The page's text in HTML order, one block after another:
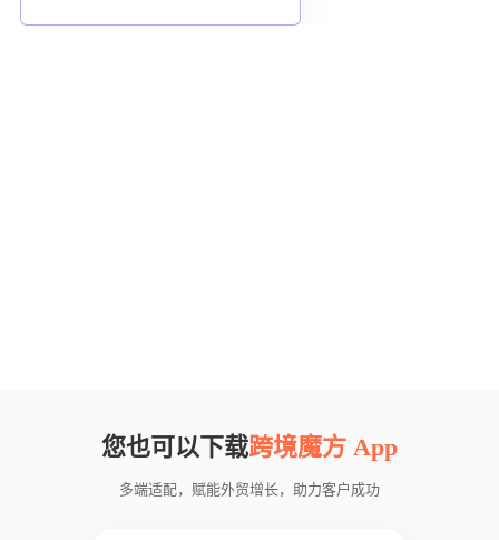
您也可以下载跨境魔方 App
多端适配，赋能外贸增长，助力客户成功